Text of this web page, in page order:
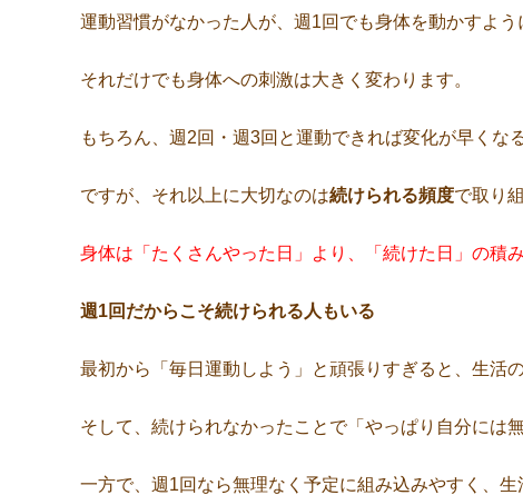
運動習慣がなかった人が、週1回でも身体を動かすよう
それだけでも身体への刺激は大きく変わります。
もちろん、週2回・週3回と運動できれば変化が早くな
ですが、それ以上に大切なのは続けられる頻度で取り
身体は「たくさんやった日」より、「続けた日」の積
週1回だからこそ続けられる人もいる
最初から「毎日運動しよう」と頑張りすぎると、生活
そして、続けられなかったことで「やっぱり自分には
一方で、週1回なら無理なく予定に組み込みやすく、生